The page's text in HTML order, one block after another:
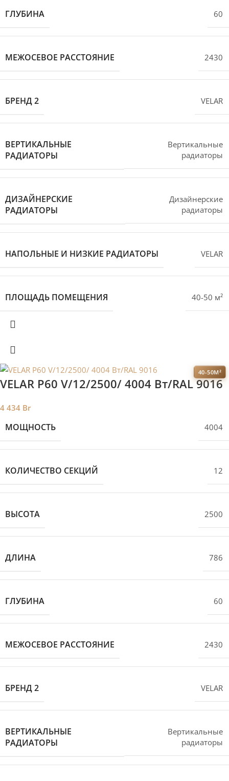
ГЛУБИНА 60
МЕЖОСЕВОЕ РАССТОЯНИЕ 2430
БРЕНД 2 VELAR
ВЕРТИКАЛЬНЫЕ
РАДИАТОРЫ
Вертикальные
радиаторы
ДИЗАЙНЕРСКИЕ
РАДИАТОРЫ
Дизайнерские
радиаторы
НАПОЛЬНЫЕ И НИЗКИЕ РАДИАТОРЫ VELAR
ПЛОЩАДЬ ПОМЕЩЕНИЯ 40-50 м²
40-50М²
VELAR P60 V/12/2500/ 4004 Bт/RAL 9016
4 434 Br
МОЩНОСТЬ 4004
КОЛИЧЕСТВО СЕКЦИЙ 12
ВЫСОТА 2500
ДЛИНА 786
ГЛУБИНА 60
МЕЖОСЕВОЕ РАССТОЯНИЕ 2430
БРЕНД 2 VELAR
ВЕРТИКАЛЬНЫЕ
РАДИАТОРЫ
Вертикальные
радиаторы